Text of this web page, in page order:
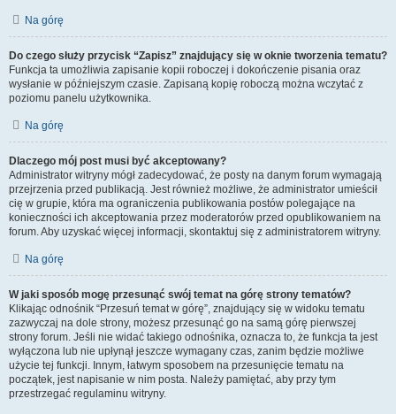
Na górę
Do czego służy przycisk “Zapisz” znajdujący się w oknie tworzenia tematu?
Funkcja ta umożliwia zapisanie kopii roboczej i dokończenie pisania oraz
wysłanie w późniejszym czasie. Zapisaną kopię roboczą można wczytać z
poziomu panelu użytkownika.
Na górę
Dlaczego mój post musi być akceptowany?
Administrator witryny mógł zadecydować, że posty na danym forum wymagają
przejrzenia przed publikacją. Jest również możliwe, że administrator umieścił
cię w grupie, która ma ograniczenia publikowania postów polegające na
konieczności ich akceptowania przez moderatorów przed opublikowaniem na
forum. Aby uzyskać więcej informacji, skontaktuj się z administratorem witryny.
Na górę
W jaki sposób mogę przesunąć swój temat na górę strony tematów?
Klikając odnośnik “Przesuń temat w górę”, znajdujący się w widoku tematu
zazwyczaj na dole strony, możesz przesunąć go na samą górę pierwszej
strony forum. Jeśli nie widać takiego odnośnika, oznacza to, że funkcja ta jest
wyłączona lub nie upłynął jeszcze wymagany czas, zanim będzie możliwe
użycie tej funkcji. Innym, łatwym sposobem na przesunięcie tematu na
początek, jest napisanie w nim posta. Należy pamiętać, aby przy tym
przestrzegać regulaminu witryny.